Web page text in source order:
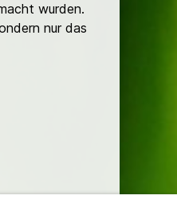
wurden.
nur das